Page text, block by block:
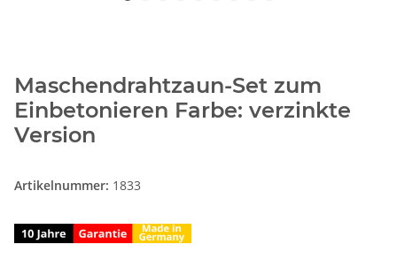
Maschendrahtzaun-Set zum
Einbetonieren Farbe: verzinkte
Version
Artikelnummer: 1833